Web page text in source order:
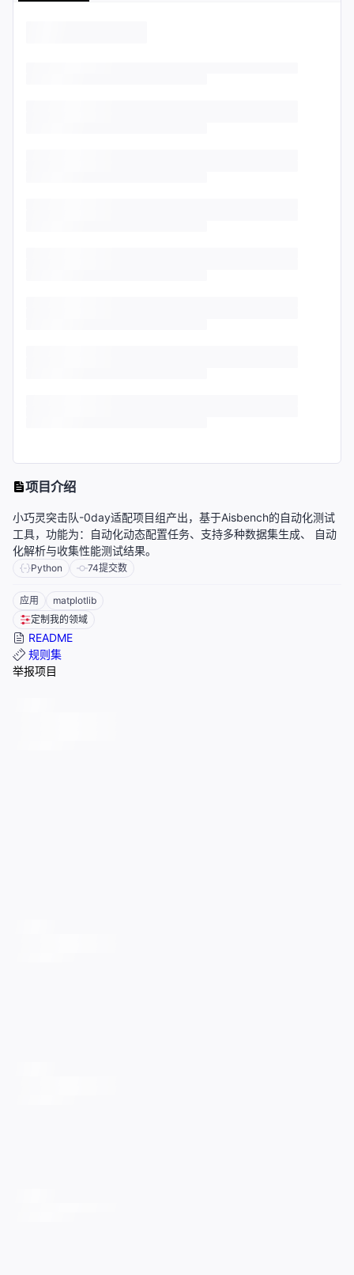
项目介绍
小巧灵突击队-0day适配项目组产出，基于Aisbench的自动化测试
工具，功能为：自动化动态配置任务、支持多种数据集生成、 自动
化解析与收集性能测试结果。
Python 74提交数
应用
matplotlib
定制我的领域
README
规则集
举报项目